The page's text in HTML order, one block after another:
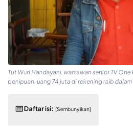
Tut Wuri Handayani, wartawan senior TV
penipuan, uang 74 juta di rekening raib
Daftar isi: [Sembunyikan]